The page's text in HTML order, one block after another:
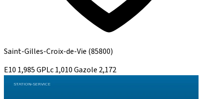
Saint-Gilles-Croix-de-Vie (85800)
E10 1,985GPLc1,010Gazole 2,172